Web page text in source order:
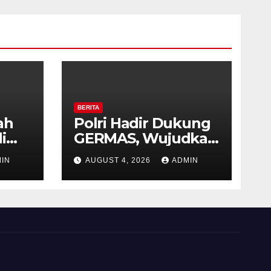
BERITA
Polri Hadir Dukung
GERMAS, Wujudkan
Budaya Hidup Sehat
di Kecamatan
Pabelan
AUGUST 4, 2026 ADMIN